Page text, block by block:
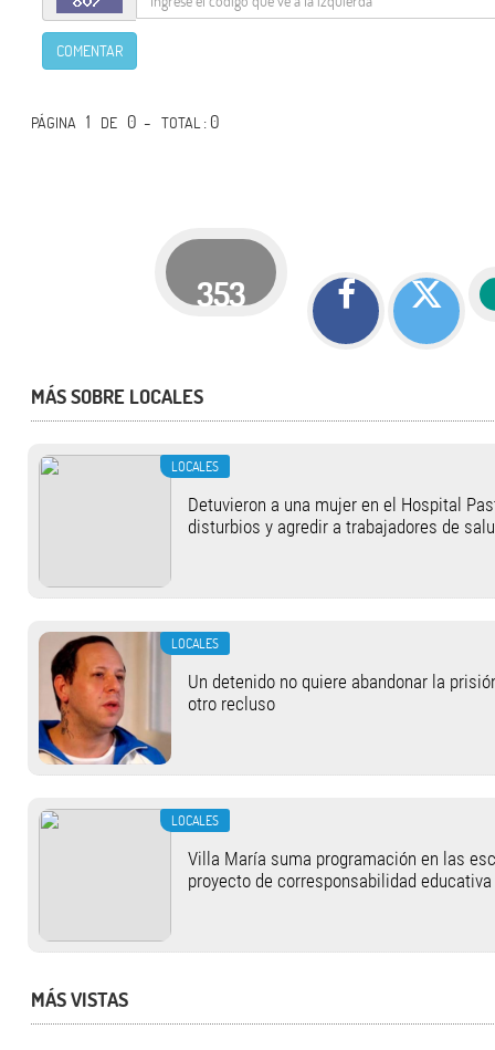
COMENTAR
PÁGINA 1 DE 0 -TOTAL: 0
353
MÁS SOBRE LOCALES
LOCALES
Detuvieron a una mujer en el Hospital
disturbios y agredir a trabajadores de
LOCALES
Un detenido no quiere abandonar la
otro recluso
LOCALES
Villa María suma programación en las
proyecto de corresponsabilidad educativa
MÁS VISTAS